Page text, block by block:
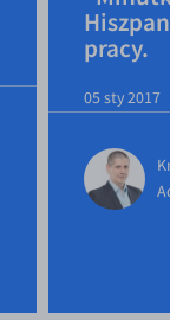
pracy.
05 sty 2017